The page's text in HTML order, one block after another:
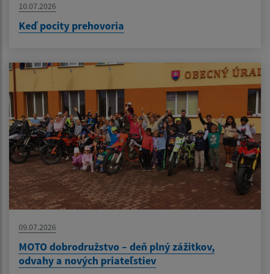
10.07.2026
Keď pocity prehovoria
09.07.2026
MOTO dobrodružstvo – deň plný zážitkov,
odvahy a nových priateľstiev